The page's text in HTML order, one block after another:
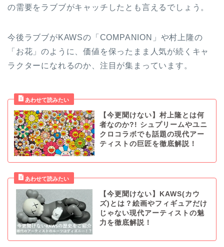
の需要をラブブがキャッチしたとも言えるでしょう。
今後ラブブがKAWSの「COMPANION」や村上隆の
「お花」のように、価値を保ったまま人気が続くキャ
ラクターになれるのか、注目が集まっています。
【今更聞けない】村上隆とは何
者なのか?! シュプリームやユニ
クロコラボでも話題の現代アー
ティストの巨匠を徹底解説！
【今更聞けない】KAWS(カウ
ズ)とは？絵画やフィギュアだけ
じゃない現代アーティストの魅
力を徹底解説！